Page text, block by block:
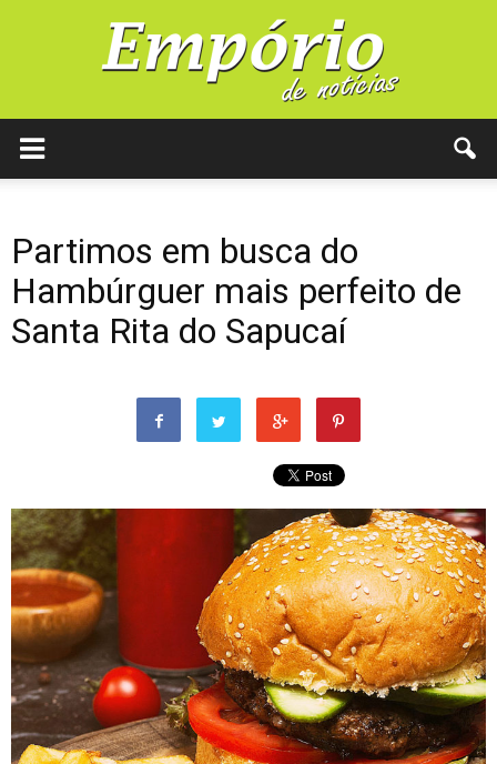
Partimos em busca do
Hambúrguer mais perfeito de
Santa Rita do Sapucaí